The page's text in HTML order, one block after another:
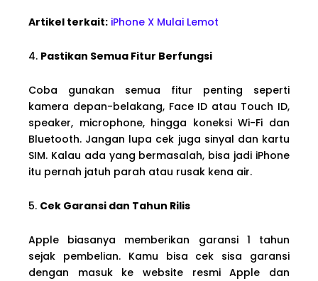
Artikel terkait: iPhone X Mulai Lemot
4. Pastikan Semua Fitur Berfungsi
Coba gunakan semua fitur penting seperti
kamera depan-belakang, Face ID atau Touch ID,
speaker, microphone, hingga koneksi Wi-Fi dan
Bluetooth. Jangan lupa cek juga sinyal dan kartu
SIM. Kalau ada yang bermasalah, bisa jadi iPhone
itu pernah jatuh parah atau rusak kena air.
5. Cek Garansi dan Tahun Rilis
Apple biasanya memberikan garansi 1 tahun
sejak pembelian. Kamu bisa cek sisa garansi
dengan masuk ke website resmi Apple dan